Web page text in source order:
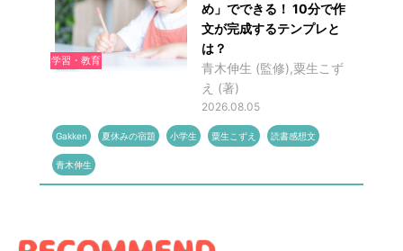
学習・教育
め」でできる！ 10分で作
文が完成するテンプレと
は？
青木伸生 (監修),粟生こず
え (著)
2026.08.05
Gakken 夏休みの宿題 小学生 粟生こずえ 読書感想文
青木伸生